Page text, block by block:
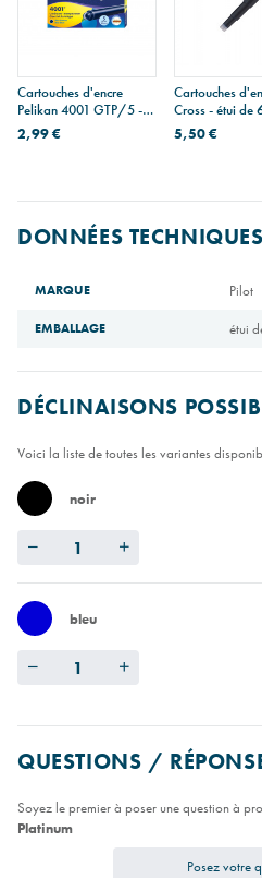
Cartouches d'encre
Pelikan 4001 GTP/5 -
étui de 5
2,99 €
Cartouches
Cross - étui de
5,50 €
DONNÉES TECHNIQUES
MARQUE Pilot
EMBALLAGE étui
DÉCLINAISONS
Voici la liste de toutes les variantes
noir
bleu
QUESTIONS /
Soyez le premier à poser une question à
Platinum
Posez votre